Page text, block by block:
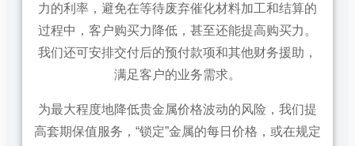
力的利率，避免在等待废弃催化材料加工和结算的
过程中，客户购买力降低，甚至还能提高购买力。
我们还可安排交付后的预付款项和其他财务援助，
满足客户的业务需求。
为最大程度地降低贵金属价格波动的风险，我们提
高套期保值服务，“锁定”金属的每日价格，或在规定